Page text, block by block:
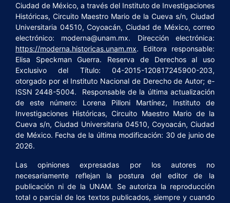
Ciudad de México, a través del Instituto de Investigaciones
Históricas, Circuito Maestro Mario de la Cueva s/n, Ciudad
Universitaria 04510, Coyoacán, Ciudad de México, correo
electrónico: moderna@unam.mx. Dirección electrónica:
https://moderna.historicas.unam.mx. Editora responsable:
Elisa Speckman Guerra. Reserva de Derechos al uso
Exclusivo del Título: 04-2015-120817245900-203,
otorgado por el Instituto Nacional de Derecho de Autor; e-
ISSN 2448-5004. Responsable de la última actualización
de este número: Lorena Pilloni Martínez, Instituto de
Investigaciones Históricas, Circuito Maestro Mario de la
Cueva s/n, Ciudad Universitaria 04510, Coyoacán, Ciudad
de México. Fecha de la última modificación: 30 de junio de
2026.
Las opiniones expresadas por los autores no
necesariamente reflejan la postura del editor de la
publicación ni de la UNAM. Se autoriza la reproducción
total o parcial de los textos publicados, siempre y cuando